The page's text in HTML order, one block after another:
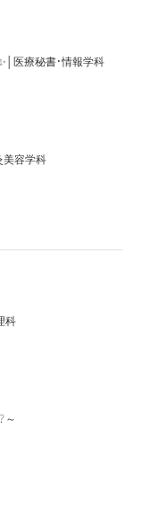
医療秘書・情報学科
美容学科
科
～